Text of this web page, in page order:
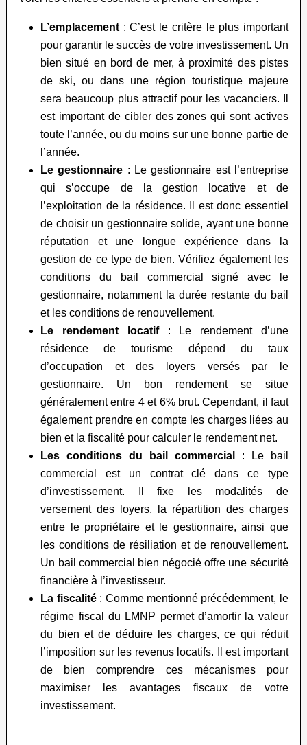
L’emplacement : C’est le critère le plus important
pour garantir le succès de votre investissement. Un
bien situé en bord de mer, à proximité des pistes
de ski, ou dans une région touristique majeure
sera beaucoup plus attractif pour les vacanciers. Il
est important de cibler des zones qui sont actives
toute l’année, ou du moins sur une bonne partie de
l’année.
Le gestionnaire : Le gestionnaire est l’entreprise
qui s’occupe de la gestion locative et de
l’exploitation de la résidence. Il est donc essentiel
de choisir un gestionnaire solide, ayant une bonne
réputation et une longue expérience dans la
gestion de ce type de bien. Vérifiez également les
conditions du bail commercial signé avec le
gestionnaire, notamment la durée restante du bail
et les conditions de renouvellement.
Le rendement locatif: Le rendement d’une
résidence de tourisme dépend du taux
d’occupation et des loyers versés par le
gestionnaire. Un bon rendement se situe
généralement entre 4 et 6% brut. Cependant, il faut
également prendre en compte les charges liées au
bien et la fiscalité pour calculer le rendement net.
Les conditions du bail commercial
: Le bail
commercial est un contrat clé dans ce type
d’investissement. Il fixe les modalités de
versement des loyers, la répartition des charges
entre le propriétaire et le gestionnaire, ainsi que
les conditions de résiliation et de renouvellement.
Un bail commercial bien négocié offre une sécurité
financière à l’investisseur.
La fiscalité: Comme mentionné précédemment, le
régime fiscal du LMNP permet d’amortir la valeur
du bien et de déduire les charges, ce qui réduit
l’imposition sur les revenus locatifs. Il est important
de bien comprendre ces mécanismes pour
maximiser les avantages fiscaux de votre
investissement.